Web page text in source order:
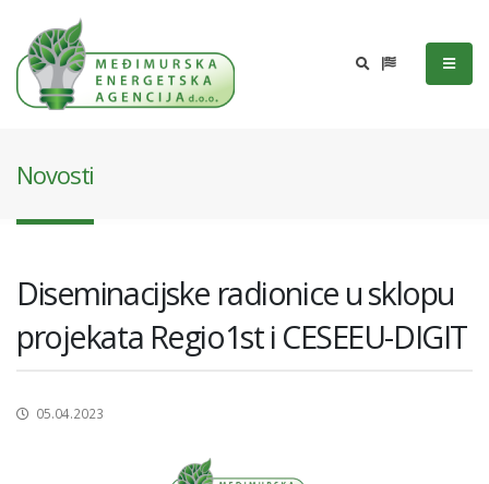
Novosti
Diseminacijske radionice u sklopu
projekata Regio1st i CESEEU-DIGIT
05.04.2023